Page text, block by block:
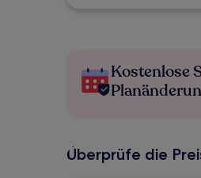
Kostenlose
Überprüfe die